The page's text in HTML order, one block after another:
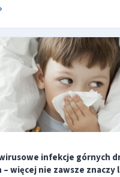
infekcje górnych
więcej nie zawsze znaczy